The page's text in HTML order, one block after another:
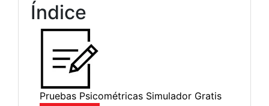
Índice